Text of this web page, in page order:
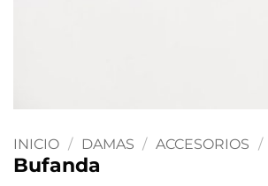
INICIO / DAMAS / ACCESORIOS /
Bufanda